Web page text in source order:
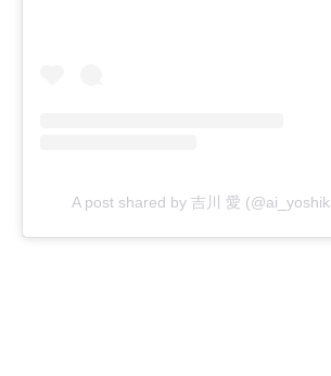
A post shared by 吉川 愛